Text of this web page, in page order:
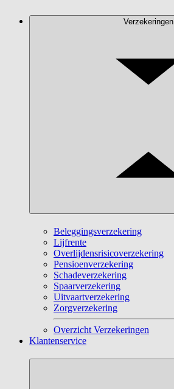
Verzekeringen
Beleggingsverzekering
Lijfrente
Overlijdensrisicoverzekering
Pensioenverzekering
Schadeverzekering
Spaarverzekering
Uitvaartverzekering
Zorgverzekering
Overzicht Verzekeringen
Klantenservice